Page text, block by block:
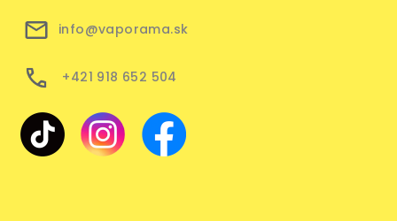
info@vaporama.sk
+421 918 652 504